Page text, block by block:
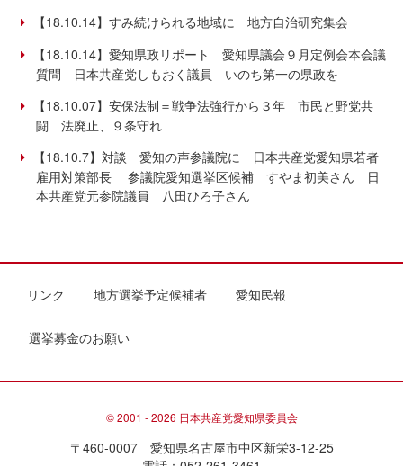
【18.10.14】すみ続けられる地域に 地方自治研究集会
【18.10.14】愛知県政リポート 愛知県議会９月定例会本会議
質問 日本共産党しもおく議員 いのち第一の県政を
【18.10.07】安保法制＝戦争法強行から３年 市民と野党共
闘 法廃止、９条守れ
【18.10.7】対談 愛知の声参議院に 日本共産党愛知県若者
雇用対策部長 参議院愛知選挙区候補 すやま初美さん 日
本共産党元参院議員 八田ひろ子さん
リンク 地方選挙予定候補者 愛知民報
選挙募金のお願い
© 2001 - 2026 日本共産党愛知県委員会
〒460-0007 愛知県名古屋市中区新栄3-12-25